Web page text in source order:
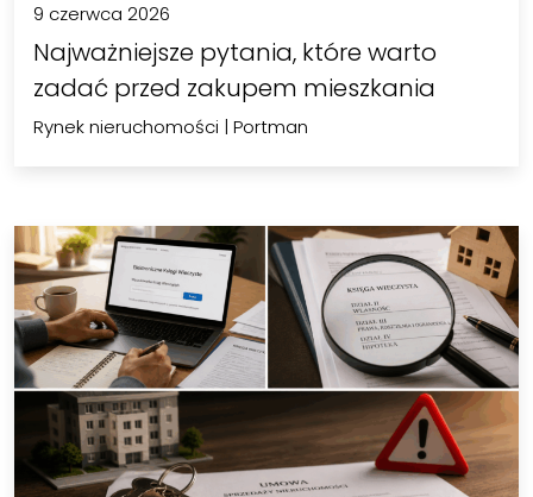
9 czerwca 2026
Najważniejsze pytania, które warto
zadać przed zakupem mieszkania
Rynek nieruchomości | Portman